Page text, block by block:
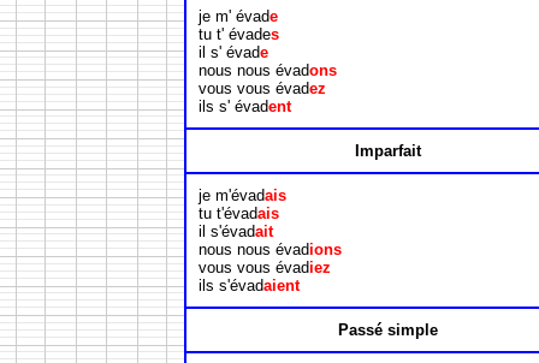
je m' évade
tu t' évades
il s' évade
nous nous évadons
vous vous évadez
ils s' évadent
Imparfait
je m'évadais
tu t'évadais
il s'évadait
nous nous évadions
vous vous évadiez
ils s'évadaient
Passé simple